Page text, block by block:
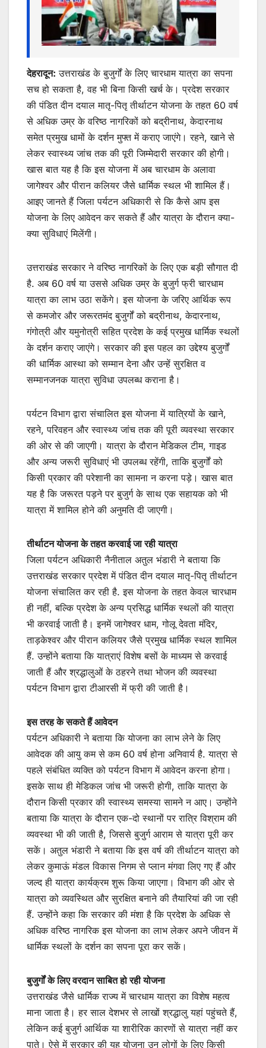
देहरादून: उत्तराखंड के बुजुर्गों के लिए चारधाम यात्रा का सपना
सच हो सकता है, वह भी बिना किसी खर्च के। प्रदेश सरकार
की पंडित दीन दयाल मातृ-पितृ तीर्थाटन योजना के तहत 60 वर्ष
से अधिक उम्र के वरिष्ठ नागरिकों को बद्रीनाथ, केदारनाथ
समेत प्रमुख धामों के दर्शन मुफ्त में कराए जाएंगे। रहने, खाने से
लेकर स्वास्थ्य जांच तक की पूरी जिम्मेदारी सरकार की होगी।
खास बात यह है कि इस योजना में अब चारधाम के अलावा
जागेश्वर और पीरान कलियर जैसे धार्मिक स्थल भी शामिल हैं।
आइए जानते हैं जिला पर्यटन अधिकारी से कि कैसे आप इस
योजना के लिए आवेदन कर सकते हैं और यात्रा के दौरान क्या-
क्या सुविधाएं मिलेंगी।
उत्तराखंड सरकार ने वरिष्ठ नागरिकों के लिए एक बड़ी सौगात दी
है. अब 60 वर्ष या उससे अधिक उम्र के बुजुर्ग फ्री चारधाम
यात्रा का लाभ उठा सकेंगे। इस योजना के जरिए आर्थिक रूप
से कमजोर और जरूरतमंद बुजुर्गों को बद्रीनाथ, केदारनाथ,
गंगोत्री और यमुनोत्री सहित प्रदेश के कई प्रमुख धार्मिक स्थलों
के दर्शन कराए जाएंगे। सरकार की इस पहल का उद्देश्य बुजुर्गों
की धार्मिक आस्था को सम्मान देना और उन्हें सुरक्षित व
सम्मानजनक यात्रा सुविधा उपलब्ध कराना है।
पर्यटन विभाग द्वारा संचालित इस योजना में यात्रियों के खाने,
रहने, परिवहन और स्वास्थ्य जांच तक की पूरी व्यवस्था सरकार
की ओर से की जाएगी। यात्रा के दौरान मेडिकल टीम, गाइड
और अन्य जरूरी सुविधाएं भी उपलब्ध रहेंगी, ताकि बुजुर्गों को
किसी प्रकार की परेशानी का सामना न करना पड़े। खास बात
यह है कि जरूरत पड़ने पर बुजुर्ग के साथ एक सहायक को भी
यात्रा में शामिल होने की अनुमति दी जाएगी।
तीर्थाटन योजना के तहत करवाई जा रही यात्रा
जिला पर्यटन अधिकारी नैनीताल अतुल भंडारी ने बताया कि
उत्तराखंड सरकार प्रदेश में पंडित दीन दयाल मातृ-पितृ तीर्थाटन
योजना संचालित कर रही है. इस योजना के तहत केवल चारधाम
ही नहीं, बल्कि प्रदेश के अन्य प्रसिद्ध धार्मिक स्थलों की यात्रा
भी करवाई जाती है। इनमें जागेश्वर धाम, गोलू देवता मंदिर,
ताड़केश्वर और पीरान कलियर जैसे प्रमुख धार्मिक स्थल शामिल
हैं. उन्होंने बताया कि यात्राएं विशेष बसों के माध्यम से करवाई
जाती हैं और श्रद्धालुओं के ठहरने तथा भोजन की व्यवस्था
पर्यटन विभाग द्वारा टीआरसी में फ्री की जाती है।
इस तरह के सकते हैं आवेदन
पर्यटन अधिकारी ने बताया कि योजना का लाभ लेने के लिए
आवेदक की आयु कम से कम 60 वर्ष होना अनिवार्य है. यात्रा से
पहले संबंधित व्यक्ति को पर्यटन विभाग में आवेदन करना होगा।
इसके साथ ही मेडिकल जांच भी जरूरी होगी, ताकि यात्रा के
दौरान किसी प्रकार की स्वास्थ्य समस्या सामने न आए। उन्होंने
बताया कि यात्रा के दौरान एक-दो स्थानों पर रात्रि विश्राम की
व्यवस्था भी की जाती है, जिससे बुजुर्ग आराम से यात्रा पूरी कर
सकें। अतुल भंडारी ने बताया कि इस वर्ष की तीर्थाटन यात्रा को
लेकर कुमाऊं मंडल विकास निगम से प्लान मंगवा लिए गए हैं और
जल्द ही यात्रा कार्यक्रम शुरू किया जाएगा। विभाग की ओर से
यात्रा को व्यवस्थित और सुरक्षित बनाने की तैयारियां की जा रही
हैं. उन्होंने कहा कि सरकार की मंशा है कि प्रदेश के अधिक से
अधिक वरिष्ठ नागरिक इस योजना का लाभ लेकर अपने जीवन में
धार्मिक स्थलों के दर्शन का सपना पूरा कर सकें।
बुजुर्गों के लिए वरदान साबित हो रही योजना
उत्तराखंड जैसे धार्मिक राज्य में चारधाम यात्रा का विशेष महत्व
माना जाता है। हर साल देशभर से लाखों श्रद्धालु यहां पहुंचते हैं,
लेकिन कई बुजुर्ग आर्थिक या शारीरिक कारणों से यात्रा नहीं कर
पाते। ऐसे में सरकार की यह योजना उन लोगों के लिए किसी